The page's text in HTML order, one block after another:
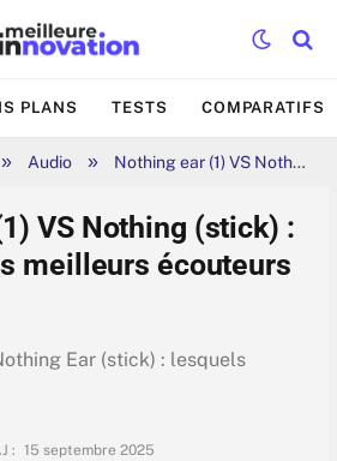
PLANS TESTS COMPARATIFS
» Audio » Nothing ear (1) VS Nothing (stick) : quels sont les meilleurs écouteurs Nothing ?
VS Nothing (stick) :
meilleurs écouteurs
Ear (stick) : lesquels
: 15 septembre 2025